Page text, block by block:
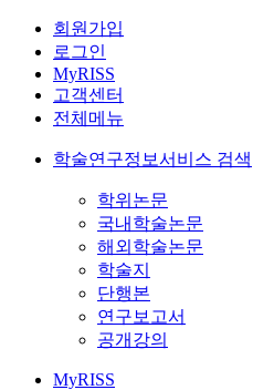
회원가입
로그인
MyRISS
고객센터
전체메뉴
학술연구정보서비스 검색
학위논문
국내학술논문
해외학술논문
학술지
단행본
연구보고서
공개강의
MyRISS